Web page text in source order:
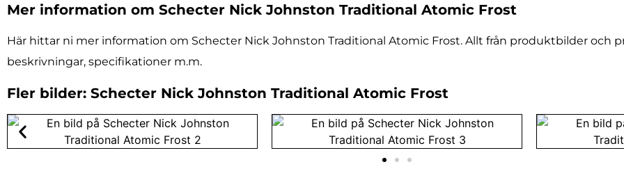
Mer information om Schecter Nick Johnston Traditional Atomic Frost
Här hittar ni mer information om Schecter Nick Johnston Traditional Atomic Frost. Allt från produktbilder och
beskrivningar, specifikationer m.m.
Fler bilder: Schecter Nick Johnston Traditional Atomic Frost